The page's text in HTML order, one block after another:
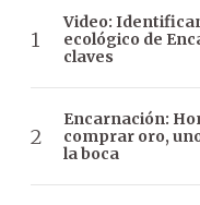
Video:
ecológico de
claves
Encarnación:
comprar oro,
la boca